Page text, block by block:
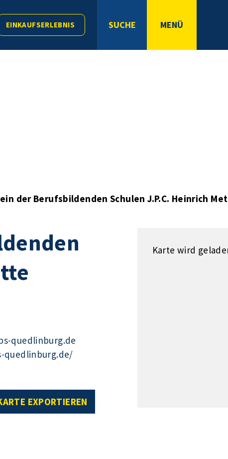
EINKAUFSERLEBNIS SUCHE MENÜ
der Berufsbildenden Schulen J.P.C. Heinrich
quedlinburg.de
quedlinburg.de/
EXPORTIEREN
Karte wird